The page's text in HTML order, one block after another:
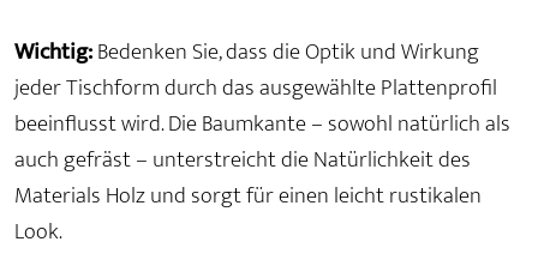
Wichtig:Bedenken Sie, dass die Optik und Wirkung
jeder Tischform durch das ausgewählte Plattenprofil
beeinflusst wird. Die Baumkante – sowohl natürlich als
auch gefräst – unterstreicht die Natürlichkeit des
Materials Holz und sorgt für einen leicht rustikalen
Look.